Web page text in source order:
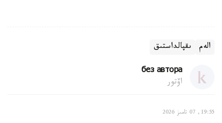
الەم ىقپالداستىق
без автора
اۆتور
19:55, 07 تامىز 2026